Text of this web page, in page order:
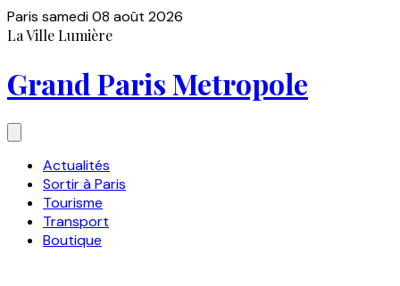
Paris samedi 08 août 2026
La Ville Lumière
Grand Paris Metropole
Actualités
Sortir à Paris
Tourisme
Transport
Boutique